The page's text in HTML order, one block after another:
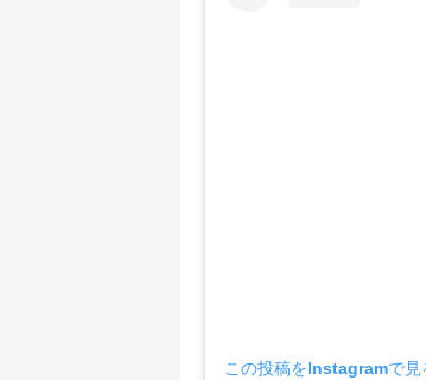
この投稿をInstagramで見